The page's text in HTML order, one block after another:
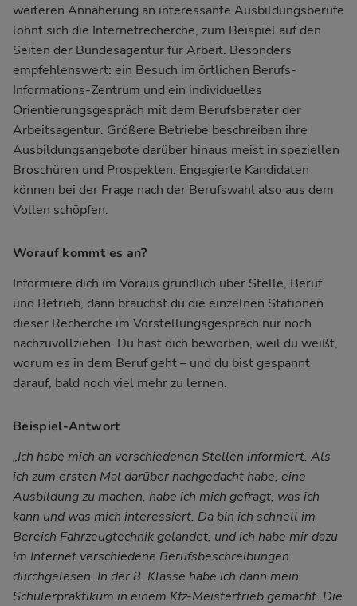
weiteren Annäherung an interessante Ausbildungsberufe
lohnt sich die Internetrecherche, zum Beispiel auf den
Seiten der Bundesagentur für Arbeit. Besonders
empfehlenswert: ein Besuch im örtlichen Berufs-
Informations-Zentrum und ein individuelles
Orientierungsgespräch mit dem Berufsberater der
Arbeitsagentur. Größere Betriebe beschreiben ihre
Ausbildungsangebote darüber hinaus meist in speziellen
Broschüren und Prospekten. Engagierte Kandidaten
können bei der Frage nach der Berufswahl also aus dem
Vollen schöpfen.
Worauf kommt es an?
Informiere dich im Voraus gründlich über Stelle, Beruf
und Betrieb, dann brauchst du die einzelnen Stationen
dieser Recherche im Vorstellungsgespräch nur noch
nachzuvollziehen. Du hast dich beworben, weil du weißt,
worum es in dem Beruf geht – und du bist gespannt
darauf, bald noch viel mehr zu lernen.
Beispiel-Antwort
„Ich habe mich an verschiedenen Stellen informiert. Als
ich zum ersten Mal darüber nachgedacht habe, eine
Ausbildung zu machen, habe ich mich gefragt, was ich
kann und was mich interessiert. Da bin ich schnell im
Bereich Fahrzeugtechnik gelandet, und ich habe mir dazu
im Internet verschiedene Berufsbeschreibungen
durchgelesen. In der 8. Klasse habe ich dann mein
Schülerpraktikum in einem Kfz-Meistertrieb gemacht. Die